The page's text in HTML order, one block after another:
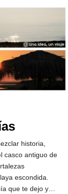
historia,
casco antiguo de
escondida.
que te dejo y…